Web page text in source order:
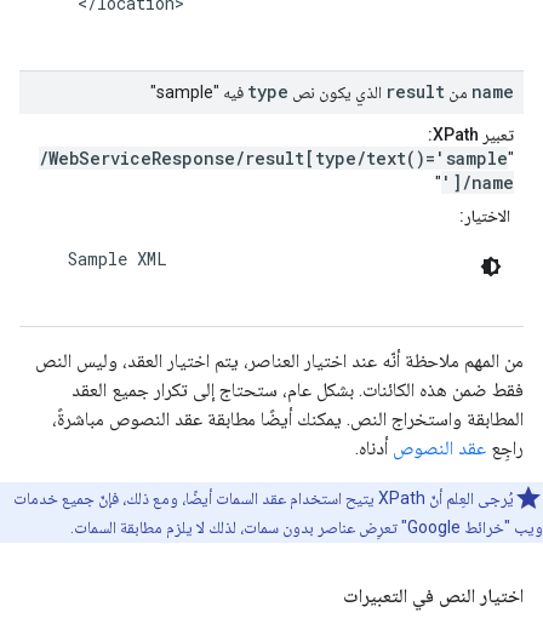
name من result الذي يكون نص type فيه "sample"
تعبير XPath:
"
/WebServiceResponse/result[type/text()='sample
']/name
"
الاختيار:
    Sample XML
من المهم ملاحظة أنّه عند اختيار العناصر، يتم اختيار العقد، وليس النص
فقط ضمن هذه الكائنات. بشكل عام، ستحتاج إلى تكرار جميع العقد
المطابقة واستخراج النص. يمكنك أيضًا مطابقة عقد النصوص مباشرةً،
راجِع عقد النصوصأدناه.
يُرجى العِلم أنّ XPath يتيح استخدام عقد السمات أيضًا، ومع ذلك، فإنّ جميع خدمات
ويب "خرائط Google" تعرِض عناصر بدون سمات، لذلك لا يلزم مطابقة السمات.
اختيار النص في التعبيرات